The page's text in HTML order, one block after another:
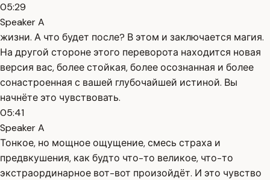
05:29
Speaker A
жизни. А что будет после? В этом и заключается магия.
На другой стороне этого переворота находится новая
версия вас, более стойкая, более осознанная и более
сонастроенная с вашей глубочайшей истиной. Вы
начнёте это чувствовать.
05:41
Speaker A
Тонкое, но мощное ощущение, смесь страха и
предвкушения, как будто что-то великое, что-то
экстраординарное вот-вот произойдёт. И это чувство